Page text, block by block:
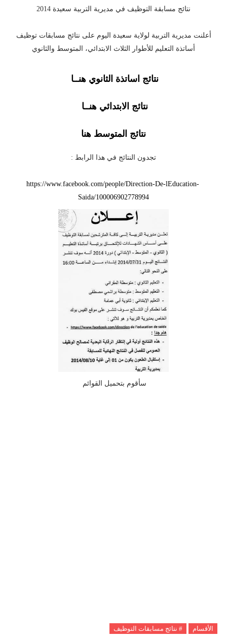
نتائج مسابقة التوظيف في مديرية التربية سعيدة 2014
أعلنت مديرية التربية لولاية سعيدة اليوم على نتائج مسابقات توظيف
أساتذة التعليم للأطوار الثلاث الابتدائي، المتوسط والثانوي
نتائج اساتذة الثانوي هنــا
نتائج الابتدائي هنــا
نتائج المتوسط هنا
تجدون النتائج في هذا الرابط :
https://www.facebook.com/people/Direction-De-lEducation-
Saida/100006902778994
سأقوم بتحميل القوائم
الأقسام # نتائج مسابقات التوظيف